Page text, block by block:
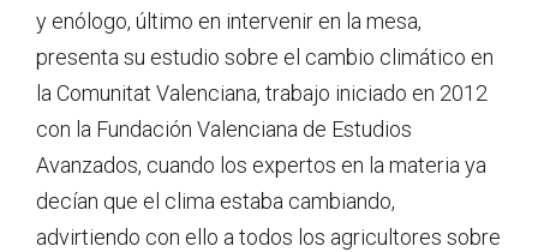
y enólogo, último en intervenir en la mesa,
presenta su estudio sobre el cambio climático en
la Comunitat Valenciana, trabajo iniciado en 2012
con la Fundación Valenciana de Estudios
Avanzados, cuando los expertos en la materia ya
decían que el clima estaba cambiando,
advirtiendo con ello a todos los agricultores sobre